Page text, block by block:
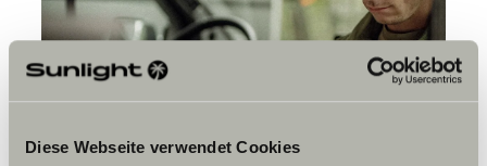
Diese Webseite verwendet Cookies